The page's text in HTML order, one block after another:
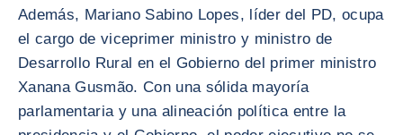
Además, Mariano Sabino Lopes, líder del PD, ocupa
el cargo de viceprimer ministro y ministro de
Desarrollo Rural en el Gobierno del primer ministro
Xanana Gusmão. Con una sólida mayoría
parlamentaria y una alineación política entre la